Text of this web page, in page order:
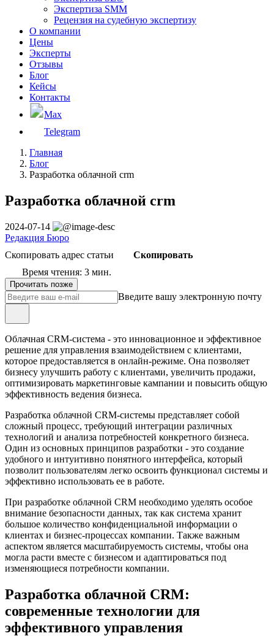
Экспертиза SMM
Рецензия на судебную экспертизу
О компании
Цены
Эксперты
Отзывы
Блог
Кейсы
Контакты
Max
Telegram
Главная
Блог
Разработка облачной crm
Разработка облачной crm
2024-07-14
Редакция Бюро
Скопировать адрес статьи
Скопировать
Время чтения: 3 мин.
Прочитать позже
Введите вашу электронную почту
Облачная CRM-система - это инновационное и эффективное
решение для управления взаимодействием с клиентами,
которое предоставляется в онлайн-режиме. Она позволяет
бизнесу улучшить работу с клиентами, увеличить продажи,
оптимизировать маркетинговые кампании и повысить общую
эффективность ведения бизнеса.
Разработка облачной CRM-системы представляет собой
сложный процесс, требующий интеграции различных
технологий и анализа потребностей конкретного бизнеса.
Один из основных принципов разработки - это создание
удобного и интуитивно понятного интерфейса, который
позволит пользователям легко освоить функционал системы и
эффективно использовать ее в работе.
При разработке облачной CRM необходимо уделять особое
внимание безопасности данных, так как система хранит
большое количество конфиденциальной информации о
клиентах и бизнес-процессах компании. Также важным
аспектом является масштабируемость системы, чтобы она
могла расти вместе с бизнесом и адаптироваться под
изменяющиеся потребности компании.
Разработка облачной CRM:
современные технологии для
эффективного управления